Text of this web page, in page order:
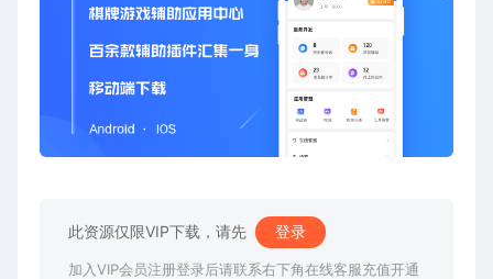
此资源仅限VIP下载，请先 登录
加入VIP会员注册登录后请联系右下角在线客服充值开通